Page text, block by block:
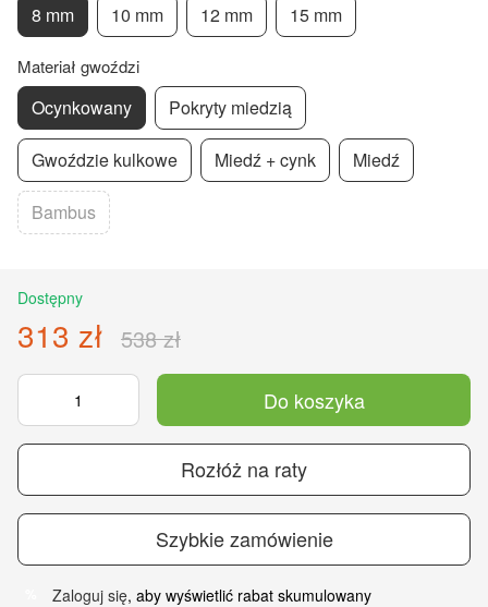
8 mm 10 mm 12 mm 15 mm
Materiał gwoździ
Ocynkowany Pokryty miedzią
Gwoździe kulkowe Miedź + cynk Miedź
Bambus
Dostępny
313 zł 538 zł
Do koszyka
Rozłóż na raty
Szybkie zamówienie
Zaloguj się, aby wyświetlić rabat skumulowany